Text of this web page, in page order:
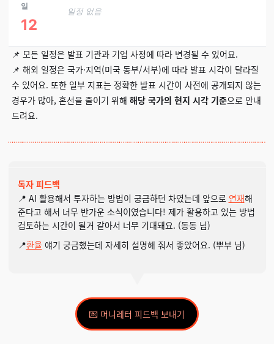
일
12
일정 없음
📌 모든 일정은 발표 기관과 기업 사정에 따라 변경될 수 있어요.
📌 해외 일정은 국가·지역(미국 동부/서부)에 따라 발표 시각이 달라질
수 있어요. 또한 일부 지표는 정확한 발표 시간이 사전에 공개되지 않는
경우가 많아, 혼선을 줄이기 위해 해당 국가의 현지 시각 기준으로 안내
드려요.
독자 피드백
📍 AI 활용해서 투자하는 방법이 궁금하던 차였는데 앞으로 연재해
준다고 해서 너무 반가운 소식이였습니다! 제가 활용하고 있는 방법
검토하는 시간이 될거 같아서 너무 기대돼요. (동동 님)
📍환율얘기 궁금했는데 자세히 설명해 줘서 좋았어요. (뿌부 님)
💌 머니레터 피드백 보내기